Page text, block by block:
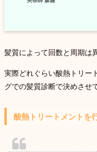
髪質によって回数と周期は
実際どれぐらい酸熱トリー
グでの髪質診断で決めさせ
酸熱トリートメントを